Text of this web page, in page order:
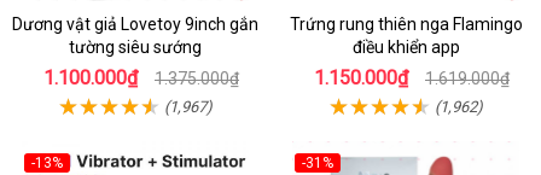
Dương vật giả Lovetoy 9inch gắn
tường siêu sướng
1.100.000₫ 1.375.000₫
(1,967)
Trứng rung thiên nga Flamingo
điều khiển app
1.150.000₫ 1.619.000₫
(1,962)
-13%
-31%